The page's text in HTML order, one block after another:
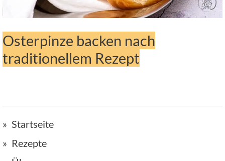
Osterpinze backen nach
traditionellem Rezept
Startseite
Rezepte